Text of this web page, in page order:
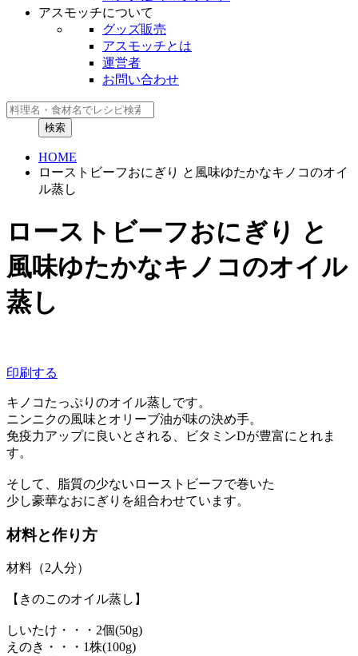
アスモッチについて
グッズ販売
アスモッチとは
運営者
お問い合わせ
HOME
ローストビーフおにぎり と風味ゆたかなキノコのオイ
ル蒸し
ローストビーフおにぎり と
風味ゆたかなキノコのオイル
蒸し
印刷する
キノコたっぷりのオイル蒸しです。
ニンニクの風味とオリーブ油が味の決め手。
免疫力アップに良いとされる、ビタミンDが豊富にとれま
す。
そして、脂質の少ないローストビーフで巻いた
少し豪華なおにぎりを組合わせています。
材料と作り方
材料（2人分）
【きのこのオイル蒸し】
しいたけ・・・2個(50g)
えのき・・・1株(100g)